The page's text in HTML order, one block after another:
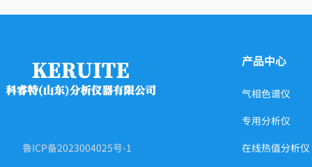
鲁ICP备2023004025号-1
产品中心
气相色谱仪
专用分析仪
在线热值分析仪